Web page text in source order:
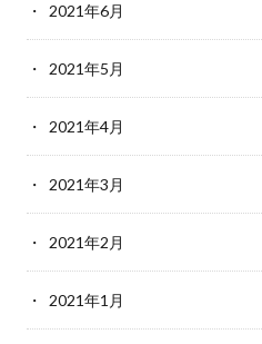
2021年6月
2021年5月
2021年4月
2021年3月
2021年2月
2021年1月